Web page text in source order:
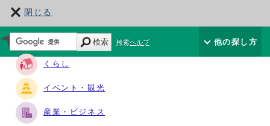
閉じる
サイト・ナビ
くらし
イベント・観光
産業・ビジネス
検索 検索ヘルプ 他の探し方